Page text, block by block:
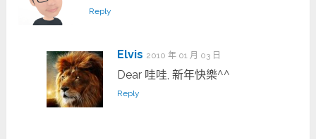
Reply
Elvis 2010 年 01 月 03 日
Dear 哇哇, 新年快樂^^
Reply